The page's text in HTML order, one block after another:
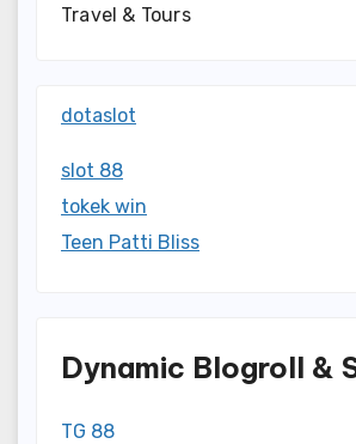
Travel & Tours
dotaslot
slot 88
tokek win
Teen Patti Bliss
Dynamic Blogroll &
TG 88